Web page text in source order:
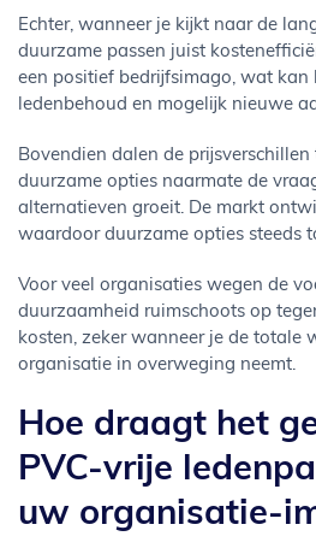
Echter, wanneer je kijkt naar de
duurzame passen juist
een positief bedrijfsimago, wat kan
ledenbehoud en mogelijk nieuwe
Bovendien dalen de
duurzame opties naarmate de
alternatieven groeit. De markt
waardoor duurzame opties steeds
Voor veel organisaties wegen de
duurzaamheid ruimschoots op
kosten, zeker wanneer je de totale
organisatie in overweging neemt.
Hoe draagt het
PVC-vrije
uw organisatie-